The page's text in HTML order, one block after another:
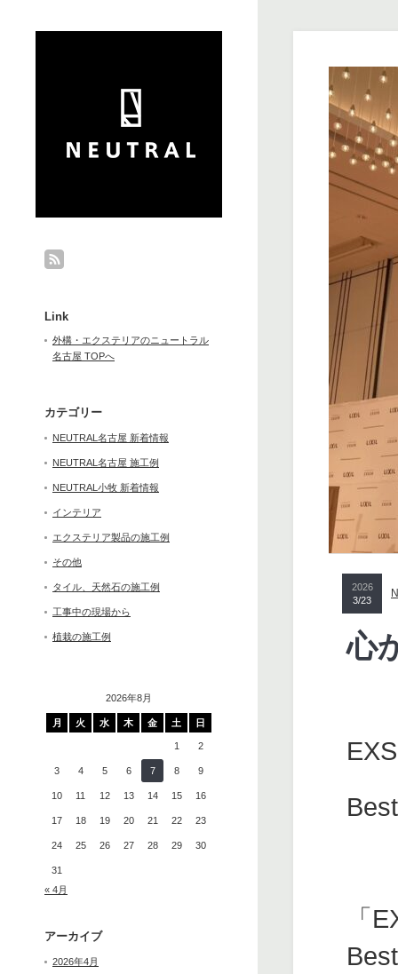
Link
外構・エクステリアのニュートラル
名古屋 TOPへ
カテゴリー
NEUTRAL名古屋 新着情報
NEUTRAL名古屋 施工例
NEUTRAL小牧 新着情報
インテリア
エクステリア製品の施工例
その他
タイル、天然石の施工例
工事中の現場から
植栽の施工例
2026年8月
月 火 水 木 金 土 日
1 2
3 4 5 6 7 8 9
10 11 12 13 14 15 16
17 18 19 20 21 22 23
24 25 26 27 28 29 30
31
« 4月
アーカイブ
2026年4月
2026
3/23
心
「